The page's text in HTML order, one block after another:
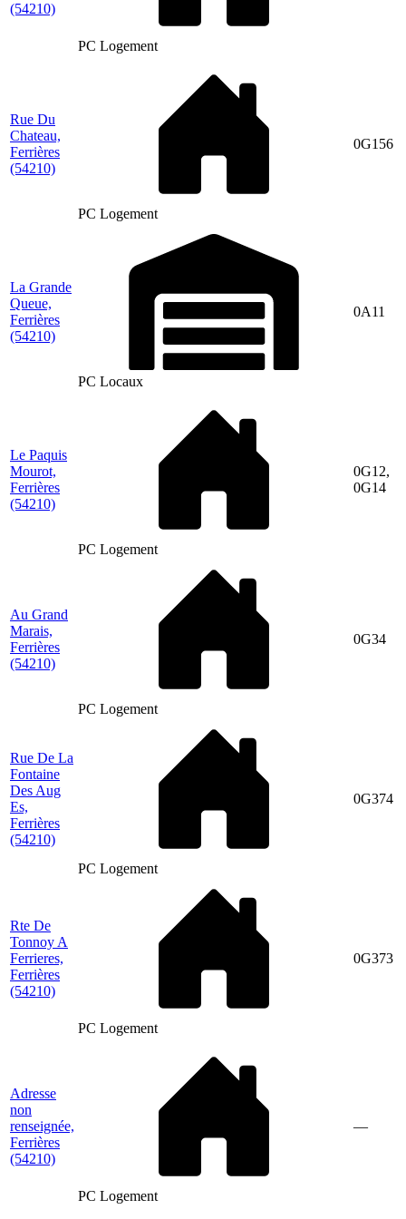
(54210)
PC Logement
Rue Du
Chateau,
Ferrières
(54210)
PC Logement
0G156
La Grande
Queue,
Ferrières
(54210)
PC Locaux
0A11
Le Paquis
Mourot,
Ferrières
(54210)
PC Logement
0G12,
0G14
Au Grand
Marais,
Ferrières
(54210)
PC Logement
0G34
Rue De La
Fontaine
Des Aug
Es,
Ferrières
(54210)
PC Logement
0G374
Rte De
Tonnoy A
Ferrieres,
Ferrières
(54210)
PC Logement
0G373
Adresse
non
renseignée,
Ferrières
(54210)
PC Logement
—